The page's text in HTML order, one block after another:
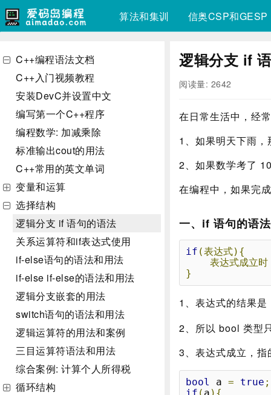
算法和集训 信奥CSP和GESP
C++编程语法文档
C++入门视频教程
安装DevC并设置中文
编写第一个C++程序
编程数学: 加减乘除
标准输出cout的用法
C++常用的英文单词
变量和运算
选择结构
逻辑分支 if 语句的语法
关系运算符和if表达式使用
if-else语句的语法和用法
if-else if-else的语法和用法
逻辑分支嵌套的用法
switch语句的语法和用法
逻辑运算符的用法和案例
三目运算符语法和用法
综合案例: 计算个人所得税
循环结构
逻辑分支 if
阅读量: 2642
在日常生活中，经
1、如果明天下雨
2、如果数学考了
在编程中，如果完
一、if 语句的语法
if (表达式){
表达式成立
}
1、表达式的结果是
2、所以 bool 类型
3、表达式成立，
bool a = true ;